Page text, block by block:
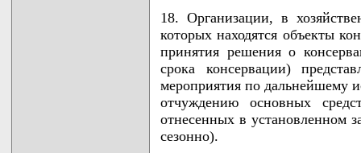
18. Организации, в
которых находятся объекты
принятия решения о
срока консервации)
мероприятия по дальнейшему
отчуждению основных
отнесенных в установленном
сезонно).